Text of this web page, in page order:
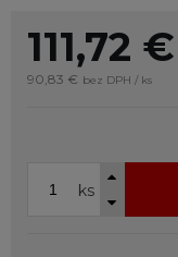
111,72 €
90,83 € bez DPH / ks
ks